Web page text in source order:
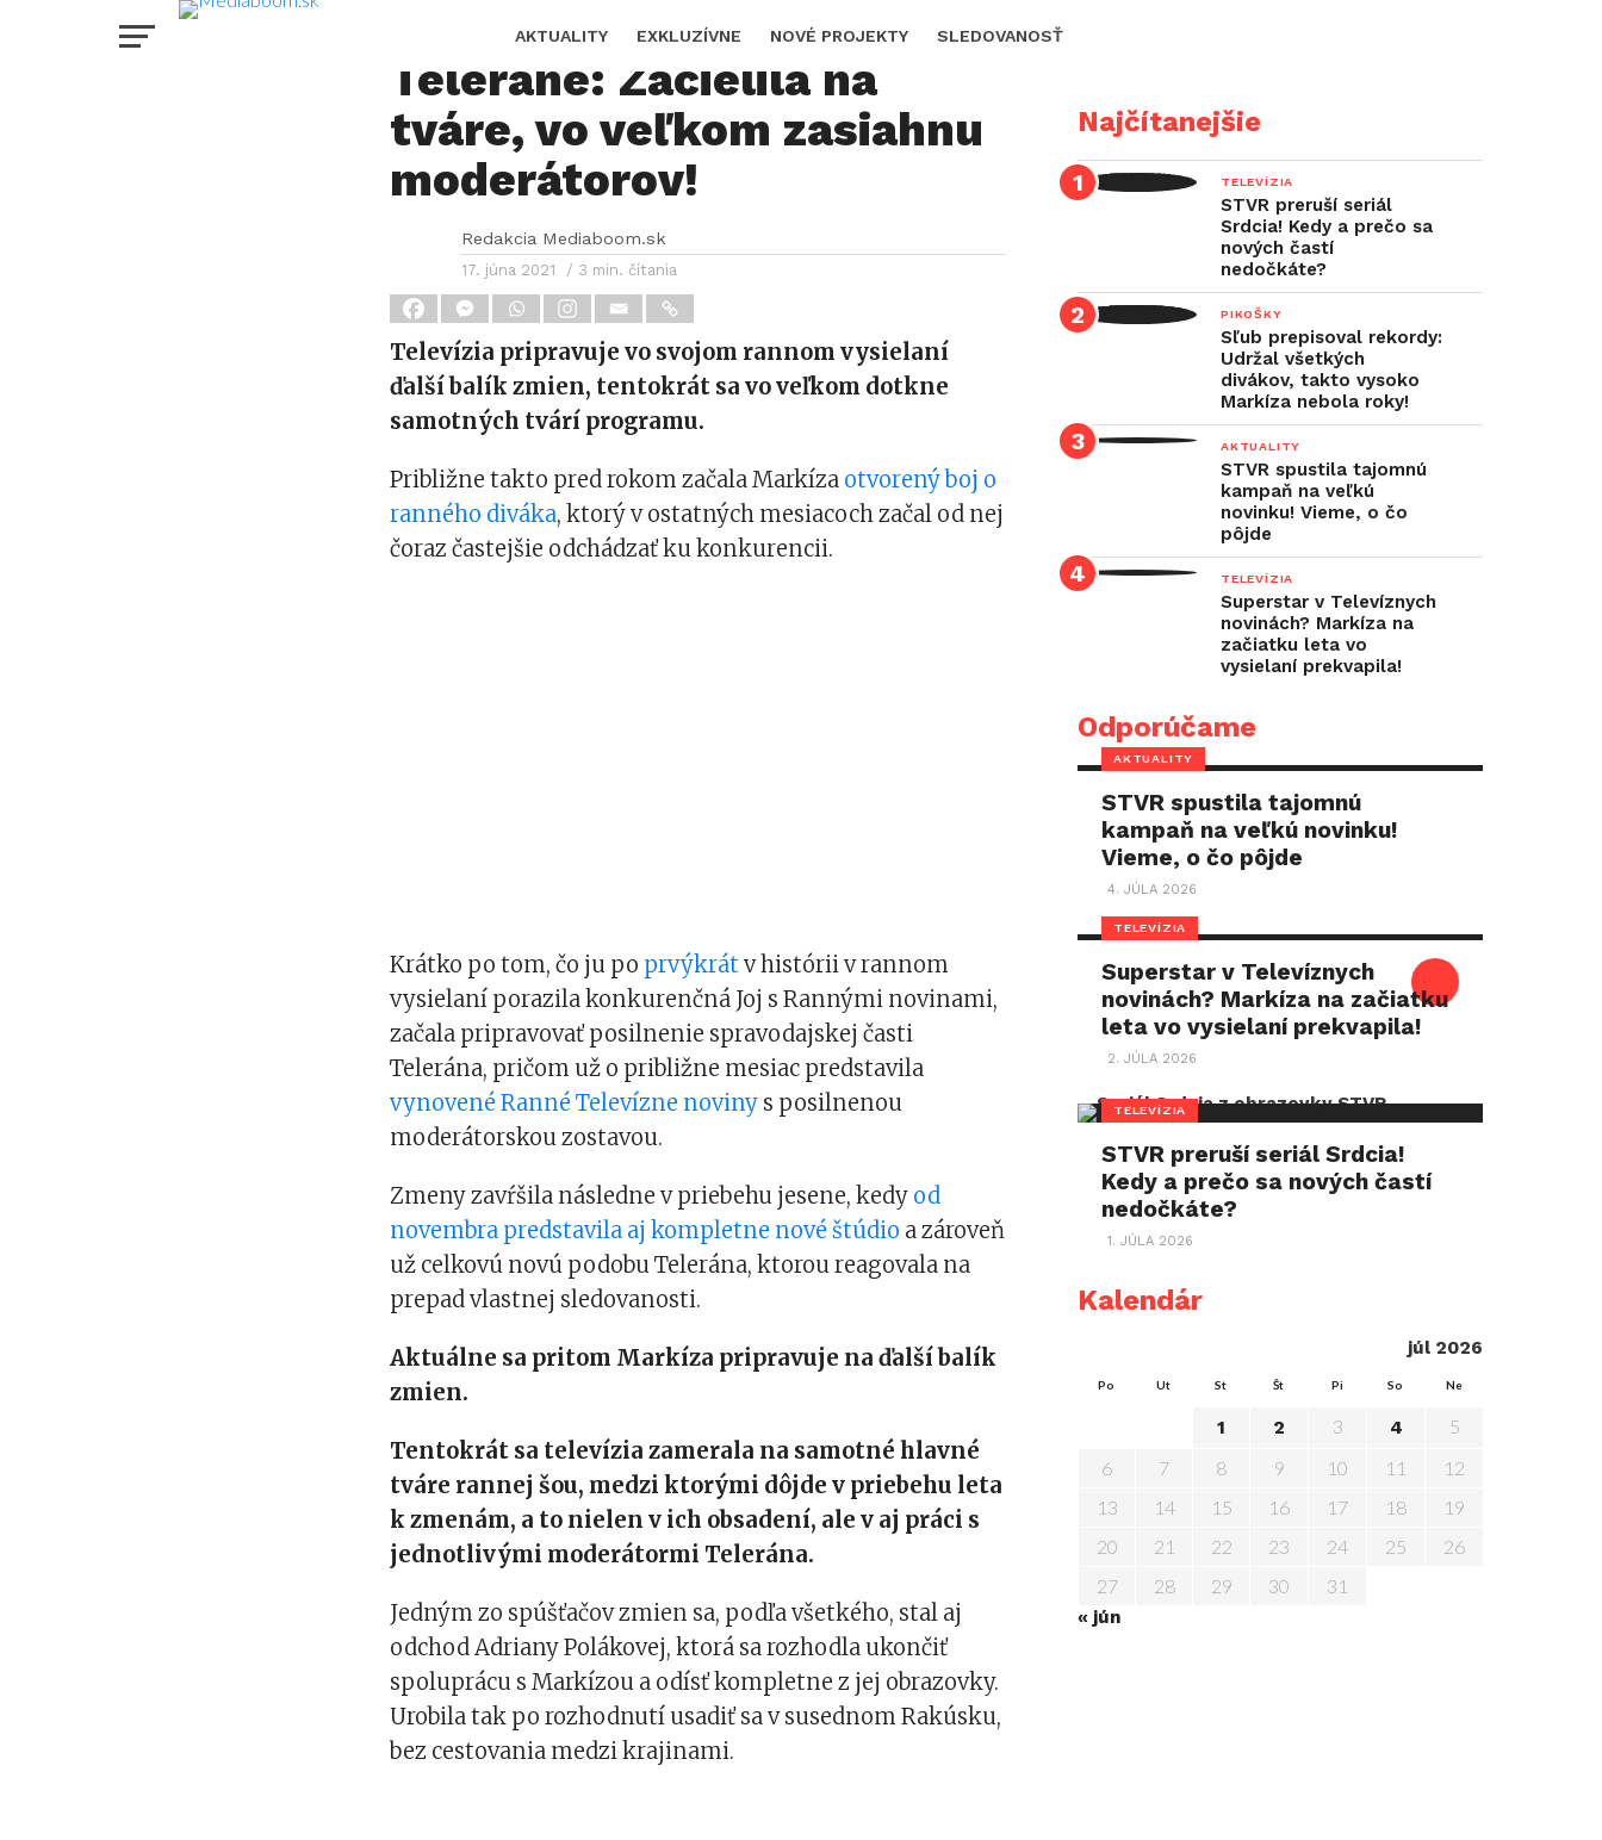
AKTUALITY EXKLUZÍVNE NOVÉ PROJEKTY SLEDOVANOSŤ
Ďalšie zmeny Markízy v
Teleráne: Zacielila na
tváre, vo veľkom zasiahnu
moderátorov!
Redakcia Mediaboom.sk
17. júna 2021 / 3 min. čítania
Televízia pripravuje vo svojom rannom vysielaní
ďalší balík zmien, tentokrát sa vo veľkom dotkne
samotných tvárí programu.
Približne takto pred rokom začala Markíza otvorený boj o
ranného diváka, ktorý v ostatných mesiacoch začal od nej
čoraz častejšie odchádzať ku konkurencii.
Krátko po tom, čo ju po prvýkrát v histórii v rannom
vysielaní porazila konkurenčná Joj s Rannými novinami,
začala pripravovať posilnenie spravodajskej časti
Telerána, pričom už o približne mesiac predstavila
vynovené Ranné Televízne noviny s posilnenou
moderátorskou zostavou.
Zmeny zavŕšila následne v priebehu jesene, kedy od
novembra predstavila aj kompletne nové štúdio a zároveň
už celkovú novú podobu Telerána, ktorou reagovala na
prepad vlastnej sledovanosti.
Aktuálne sa pritom Markíza pripravuje na ďalší balík
zmien.
Tentokrát sa televízia zamerala na samotné hlavné
tváre rannej šou, medzi ktorými dôjde v priebehu leta
k zmenám, a to nielen v ich obsadení, ale v aj práci s
jednotlivými moderátormi Telerána.
Jedným zo spúšťačov zmien sa, podľa všetkého, stal aj
odchod Adriany Polákovej, ktorá sa rozhodla ukončiť
spoluprácu s Markízou a odísť kompletne z jej obrazovky.
Urobila tak po rozhodnutí usadiť sa v susednom Rakúsku,
bez cestovania medzi krajinami.
Najčítanejšie
TELEVÍZIA
STVR preruší seriál
Srdcia! Kedy a prečo sa
nových častí
nedočkáte?
PIKOŠKY
Sľub prepisoval rekordy:
Udržal všetkých
divákov, takto vysoko
Markíza nebola roky!
AKTUALITY
STVR spustila tajomnú
kampaň na veľkú
novinku! Vieme, o čo
pôjde
TELEVÍZIA
Superstar v Televíznych
novinách? Markíza na
začiatku leta vo
vysielaní prekvapila!
Odporúčame
AKTUALITY
STVR spustila tajomnú
kampaň na veľkú novinku!
Vieme, o čo pôjde
4. JÚLA 2026
TELEVÍZIA
Superstar v Televíznych
novinách? Markíza na začiatku
leta vo vysielaní prekvapila!
2. JÚLA 2026
TELEVÍZIA
STVR preruší seriál Srdcia!
Kedy a prečo sa nových častí
nedočkáte?
1. JÚLA 2026
Kalendár
júl 2026
Po Ut St Št Pi So Ne
1 2 3 4
5
6
7 8 9 10 11
12
13
14 15 16 17 18
19
20
21 22 23 24 25
26
27
28 29 30 31
« jún